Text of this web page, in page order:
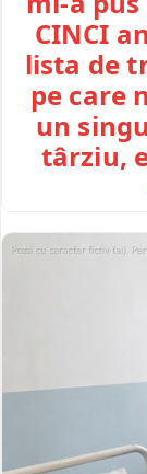
CINCI
lista de
pe care
un
târziu,